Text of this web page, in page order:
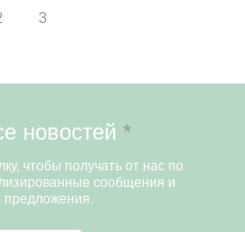
3
новостей *
чтобы получать от нас по
сообщения и
предложения.